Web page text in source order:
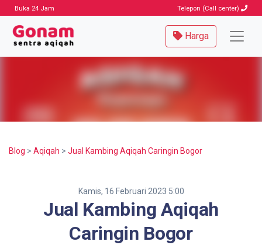
Buka 24 Jam Telepon (Call center)
Harga
Blog > Aqiqah > Jual Kambing Aqiqah Caringin Bogor
Kamis, 16 Februari 2023 5:00
Jual Kambing Aqiqah
Caringin Bogor